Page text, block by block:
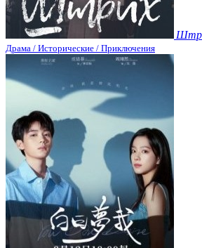
Драма / Исторические / Приключения